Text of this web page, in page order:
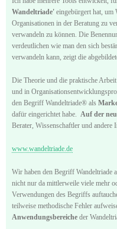
Wandeltriade' eingebürgert hat, um
Organisationen in der Beratung zu
verwandeln zu können. Die
verdeutlichen wie man den sich
verwandeln kann, zeigt die
Die Theorie und die praktische
und in
den Begriff Wandeltriade® als
dafür eingerichtet habe. Auf der
Berater, Wissenschaftler und andere
www.wandeltriade.de
Wir haben den Begriff Wandeltriade
nicht nur da mittlerweile viele mehr
Verwendungen des Begriffs
teilweise methodische Fehler
Anwendungsbereiche der